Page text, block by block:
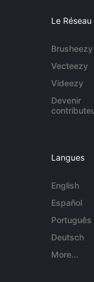
Le Réseau
Brusheezy
Vecteezy
Videezy
Devenir
Langues
English
Español
Português
Deutsch
More...